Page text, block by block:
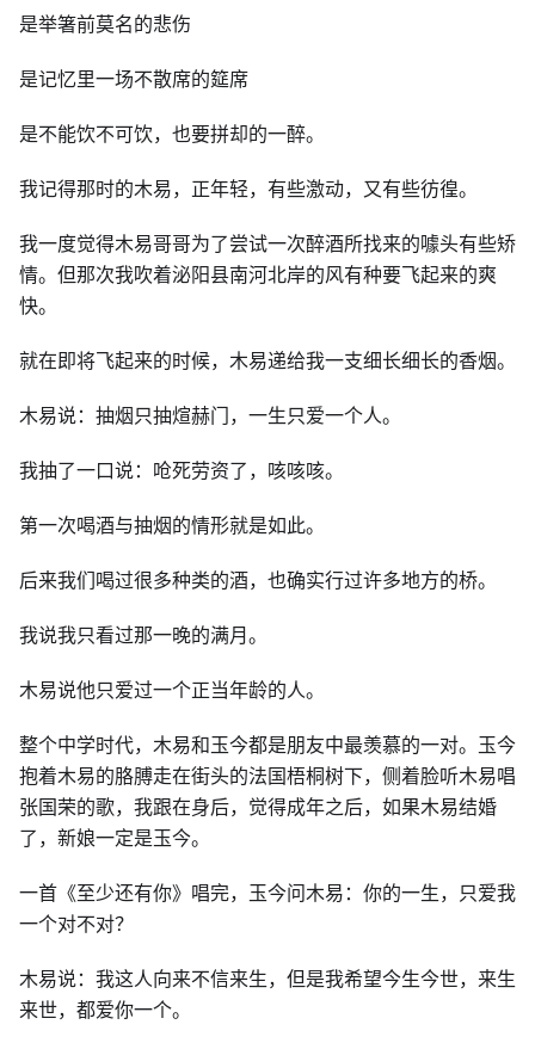
是举箸前莫名的悲伤
是记忆里一场不散席的筵席
是不能饮不可饮，也要拼却的一醉。
我记得那时的木易，正年轻，有些激动，又有些彷徨。
我一度觉得木易哥哥为了尝试一次醉酒所找来的噱头有些矫
情。但那次我吹着泌阳县南河北岸的风有种要飞起来的爽
快。
就在即将飞起来的时候，木易递给我一支细长细长的香烟。
木易说：抽烟只抽煊赫门，一生只爱一个人。
我抽了一口说：呛死劳资了，咳咳咳。
第一次喝酒与抽烟的情形就是如此。
后来我们喝过很多种类的酒，也确实行过许多地方的桥。
我说我只看过那一晚的满月。
木易说他只爱过一个正当年龄的人。
整个中学时代，木易和玉今都是朋友中最羡慕的一对。玉今
抱着木易的胳膊走在街头的法国梧桐树下，侧着脸听木易唱
张国荣的歌，我跟在身后，觉得成年之后，如果木易结婚
了，新娘一定是玉今。
一首《至少还有你》唱完，玉今问木易：你的一生，只爱我
一个对不对？
木易说：我这人向来不信来生，但是我希望今生今世，来生
来世，都爱你一个。